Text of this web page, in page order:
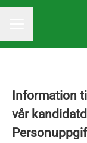
Information
vår